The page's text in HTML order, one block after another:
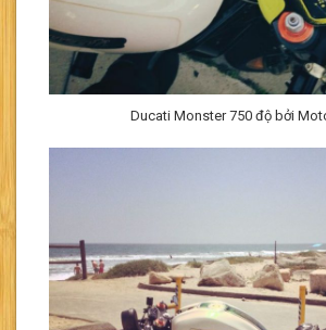
Ducati Monster 750 độ bởi